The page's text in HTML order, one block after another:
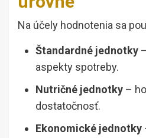
Na účely hodnotenia sa
Štandardné jednotky
aspekty spotreby.
Nutričné jednotky –
dostatočnosť.
Ekonomické jednotky